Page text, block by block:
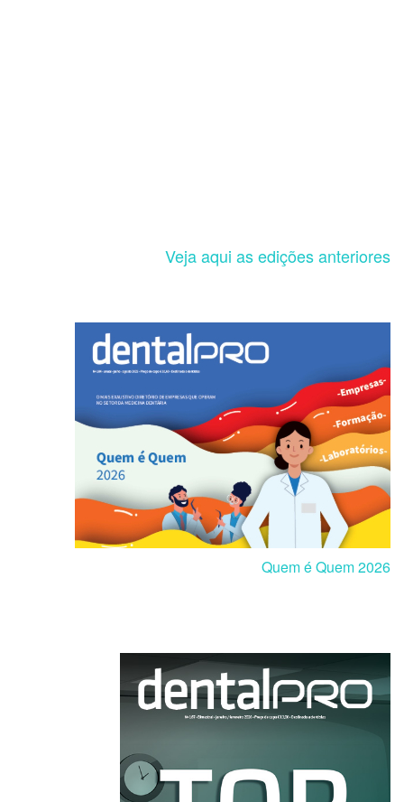
Veja aqui as edições anteriores
Quem é Quem 2026